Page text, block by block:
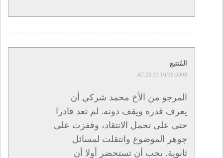
المُتتبع
16/10/2008 AT 23:21
المرجو من الأخ محمد شركي أن
يعرف قدره ويقف دونه. لم تعد قادرا
حتى على تحمل الانتقاد، وقفزت على
جوهر الموضوع وانتقلت لمسائل
ثانوية. يجب أن تستحضر أولا أن